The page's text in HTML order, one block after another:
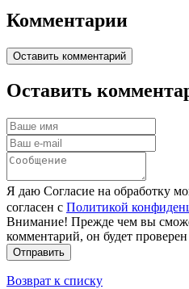
Комментарии
Оставить комментарий
Оставить
Я даю Согласие на обработку
согласен с Политикой
Внимание! Прежде чем вы
комментарий, он будет
Отправить
Возврат к списку